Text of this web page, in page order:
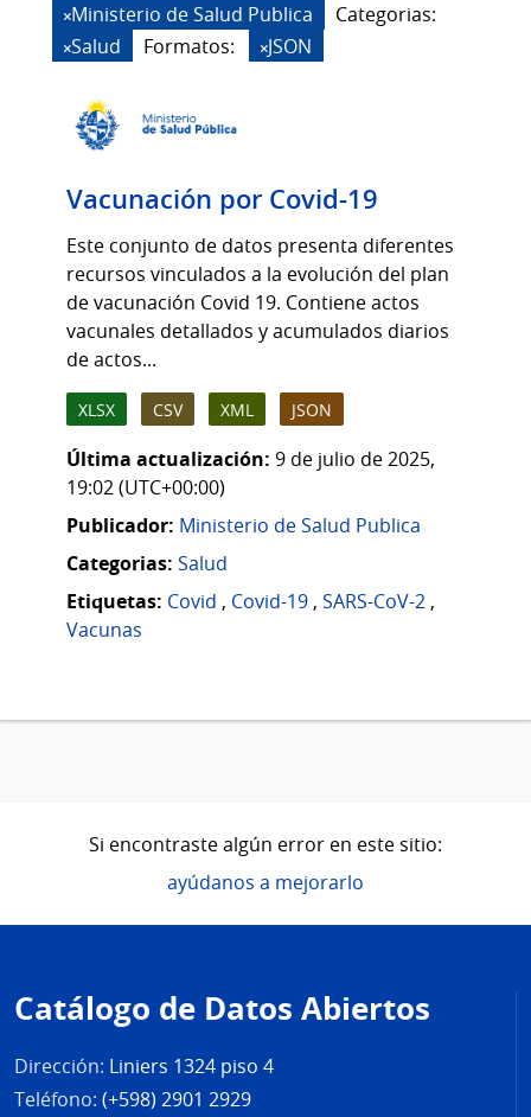
Ministerio de Salud Publica
Categorias:
Salud
Formatos: JSON
Vacunación por Covid-19
Este conjunto de datos presenta diferentes
recursos vinculados a la evolución del plan
de vacunación Covid 19. Contiene actos
vacunales detallados y acumulados diarios
de actos...
XLSX CSV XML JSON
Última actualización: 9 de julio de 2025,
19:02 (UTC+00:00)
Publicador: Ministerio de Salud Publica
Categorias: Salud
Etiquetas: Covid , Covid-19 , SARS-CoV-2 ,
Vacunas
Si encontraste algún error en este sitio:
ayúdanos a mejorarlo
de
página
Catálogo de Datos Abiertos
Dirección: Liniers 1324 piso 4
Teléfono: (+598) 2901 2929